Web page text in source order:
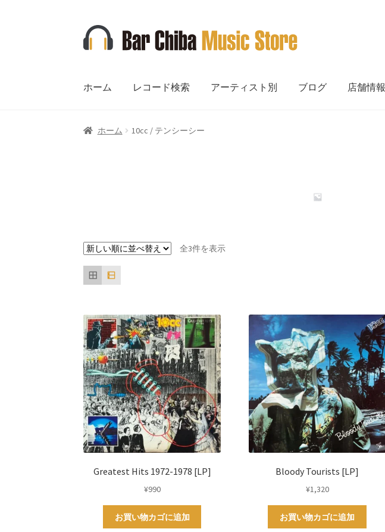
ナ
ビ
シ
へ
コ
ン
ツ
キ
ホーム レコード検索 アーティスト別 ブログ 店舗情報
ホーム 10cc / テンシーシー
全3件を表示新
Greatest Hits 1972-1978 [LP]
¥990
お買い物カゴに追加
Bloody Tourists [LP]
¥1,320
お買い物カゴに追加